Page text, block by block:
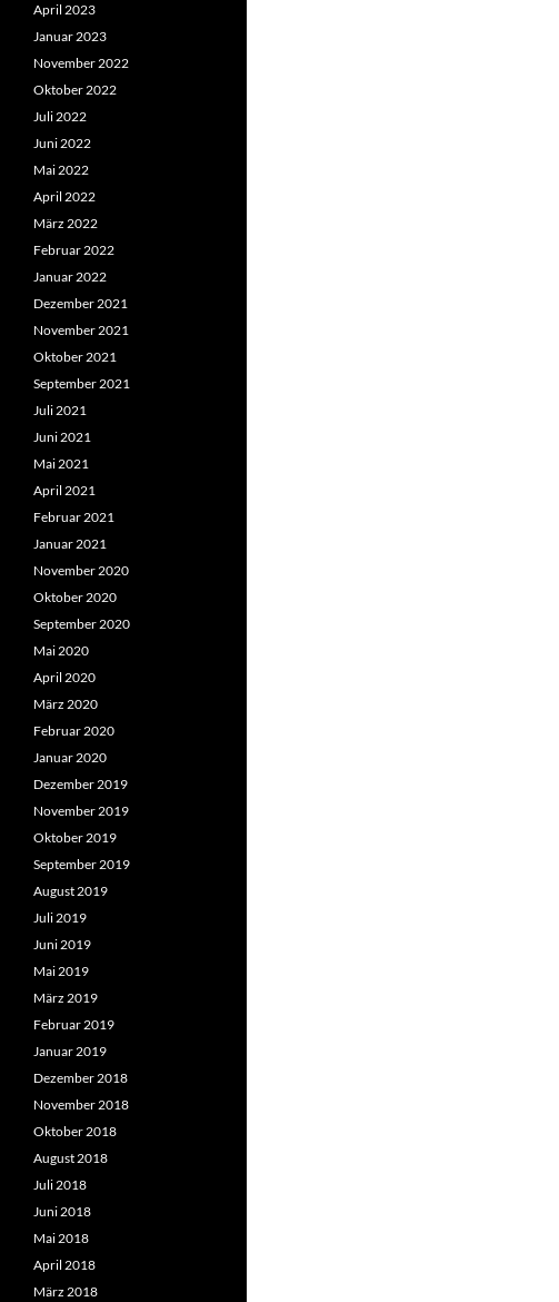
April 2023
Januar 2023
November 2022
Oktober 2022
Juli 2022
Juni 2022
Mai 2022
April 2022
März 2022
Februar 2022
Januar 2022
Dezember 2021
November 2021
Oktober 2021
September 2021
Juli 2021
Juni 2021
Mai 2021
April 2021
Februar 2021
Januar 2021
November 2020
Oktober 2020
September 2020
Mai 2020
April 2020
März 2020
Februar 2020
Januar 2020
Dezember 2019
November 2019
Oktober 2019
September 2019
August 2019
Juli 2019
Juni 2019
Mai 2019
März 2019
Februar 2019
Januar 2019
Dezember 2018
November 2018
Oktober 2018
August 2018
Juli 2018
Juni 2018
Mai 2018
April 2018
März 2018